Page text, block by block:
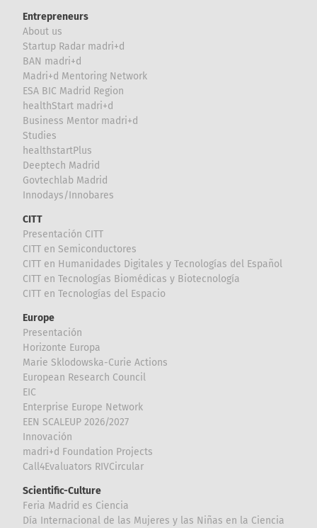
Entrepreneurs
About us
Startup Radar madri+d
BAN madri+d
Madri+d Mentoring Network
ESA BIC Madrid Region
healthStart madri+d
Business Mentor madri+d
Studies
healthstartPlus
Deeptech Madrid
Govtechlab Madrid
Innodays/Innobares
CITT
Presentación CITT
CITT en Semiconductores
CITT en Humanidades Digitales y Tecnologías del Español
CITT en Tecnologías Biomédicas y Biotecnología
CITT en Tecnologías del Espacio
Europe
Presentación
Horizonte Europa
Marie Sklodowska-Curie Actions
European Research Council
EIC
Enterprise Europe Network
EEN SCALEUP 2026/2027
Innovación
madri+d Foundation Projects
Call4Evaluators RIVCircular
Scientific-Culture
Feria Madrid es Ciencia
Día Internacional de las Mujeres y las Niñas en la Ciencia